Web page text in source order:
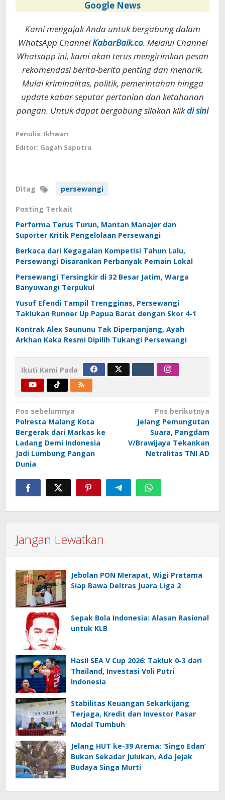
Google News
Kami mengajak Anda untuk bergabung dalam
WhatsApp ChannelKabarBaik.co. Melalui Channel
Whatsapp ini, kami akan terus mengirimkan pesan
rekomendasi berita-berita penting dan menarik.
Mulai kriminalitas, politik, pemerintahan hingga
update kabar seputar pertanian dan ketahanan
pangan. Untuk dapat bergabung silakan klikdi sini
Penulis: Ikhwan
Editor: Gagah Saputra
Ditag persewangi
Posting Terkait
Performa Terus Turun, Mantan Manajer dan
Suporter Kritik Pengelolaan Persewangi
Berkaca dari Kegagalan Kompetisi Tahun Lalu,
Persewangi Disarankan Perbanyak Pemain Lokal
Persewangi Tersingkir di 32 Besar Jatim, Warga
Banyuwangi Terpukul
Yusuf Efendi Tampil Trengginas, Persewangi
Taklukan Runner Up Papua Barat dengan Skor 4-1
Kontrak Alex Saununu Tak Diperpanjang, Ayah
Arkhan Kaka Resmi Dipilih Tukangi Persewangi
Ikuti Kami Pada
Navigasi
pos
Pos sebelumnya
Polresta Malang Kota
Bergerak dari Markas ke
Ladang Demi Indonesia
Jadi Lumbung Pangan
Dunia
Pos berikutnya
Jelang Pemungutan
Suara, Pangdam
V/Brawijaya Tekankan
Netralitas TNI AD
Jangan Lewatkan
Jebolan PON Merapat, Wigi Pratama
Siap Bawa Deltras Juara Liga 2
Sepak Bola Indonesia: Alasan Rasional
untuk KLB
Hasil SEA V Cup 2026: Takluk 0-3 dari
Thailand, Investasi Voli Putri
Indonesia
Stabilitas Keuangan Sekarkijang
Terjaga, Kredit dan Investor Pasar
Modal Tumbuh
Jelang HUT ke-39 Arema: ‘Singo Edan’
Bukan Sekadar Julukan, Ada Jejak
Budaya Singa Murti